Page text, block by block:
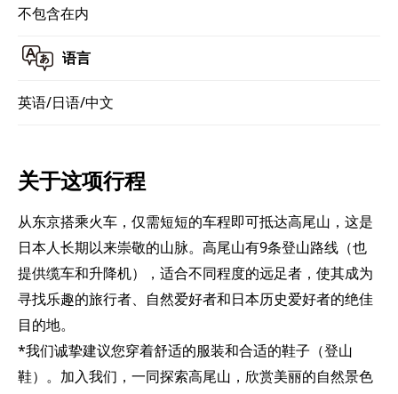
不包含在内
语言
英语/日语/中文
关于这项行程
从东京搭乘火车，仅需短短的车程即可抵达高尾山，这是
日本人长期以来崇敬的山脉。高尾山有9条登山路线（也
提供缆车和升降机），适合不同程度的远足者，使其成为
寻找乐趣的旅行者、自然爱好者和日本历史爱好者的绝佳
目的地。
*我们诚挚建议您穿着舒适的服装和合适的鞋子（登山
鞋）。加入我们，一同探索高尾山，欣赏美丽的自然景色